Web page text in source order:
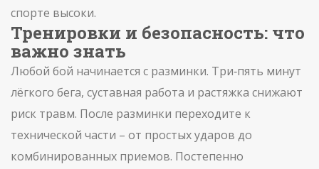
спорте высоки.
Тренировки и безопасность: что
важно знать
Любой бой начинается с разминки. Три‑пять минут
лёгкого бега, суставная работа и растяжка снижают
риск травм. После разминки переходите к
технической части – от простых ударов до
комбинированных приемов. Постепенно